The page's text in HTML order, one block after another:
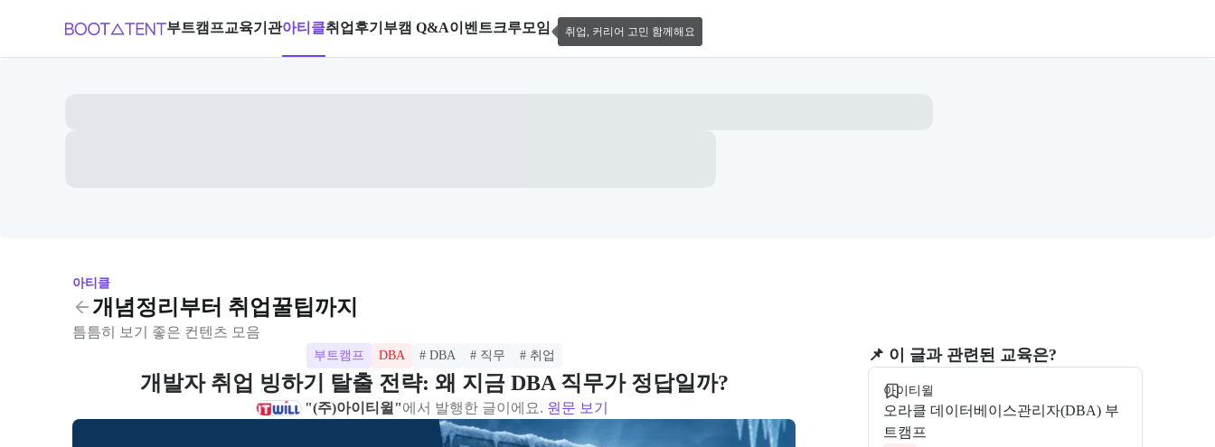
부트캠프교육기관아티클취업후기 부캠 Q&A이벤트크루모임 취업, 커리어 고민 함께해요
아티클
개념정리부터 취업꿀팁까지
틈틈히 보기 좋은 컨텐츠 모음
부트캠프 DBA # DBA # 직무 # 취업
개발자 취업 빙하기 탈출 전략: 왜 지금 DBA 직무가 정답일까?
"(주)아이티윌"에서 발행한 글이에요. 원문 보기
📌 이 글과 관련된 교육은?
아이티윌
오라클 데이터베이스관리자(DBA) 부
트캠프